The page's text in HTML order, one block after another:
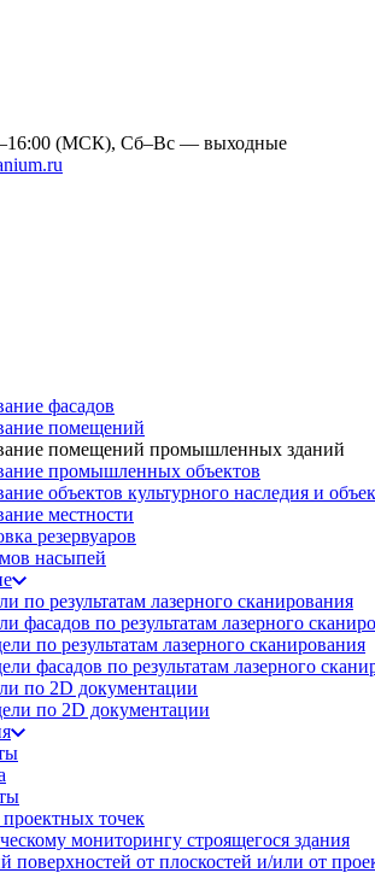
(МСК), Сб–Вс — выходные
фасадов
помещений
помещений промышленных зданий
промышленных объектов
объектов культурного наследия и
местности
резервуаров
насы​​пей
по результатам лазерного сканирования
фасадов по результатам лазерного
по результатам лазерного сканирования
фасадов по результатам лазерного
по 2D документации
по 2D документации
точек
мониторингу строящегося здания
поверхностей от плоскостей и/или от